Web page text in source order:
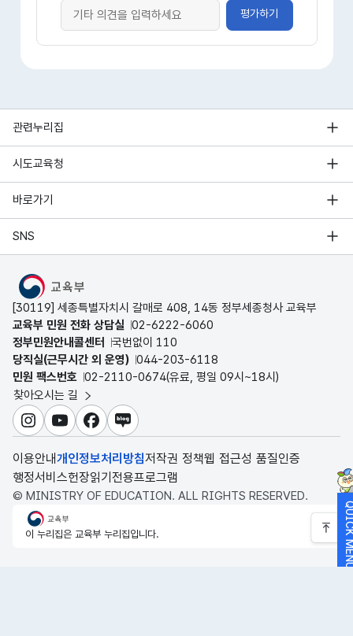
평가하기
관련누리집
시도교육청
바로가기
SNS
MOE
[30119] 세종특별자치시 갈매로 408, 14동 정부세종청사 교육부
교육부 민원 전화 상담실 02-6222-6060
정부민원안내콜센터
국번없이 110
당직실(근무시간 외 운영) 044-203-6118
민원 팩스번호 02-2110-0674(유료, 평일 09시~18시)
찾아오시는 길
인스타그램
유튜브페이스북
블로그
이용안내개인정보처리방침저작권 정책웹 접근성 품질인증
행정서비스헌장읽기전용프로그램
© MINISTRY OF EDUCATION. ALL RIGHTS RESERVED.
교육부
이 누리집은 교육부 누리집입니다.